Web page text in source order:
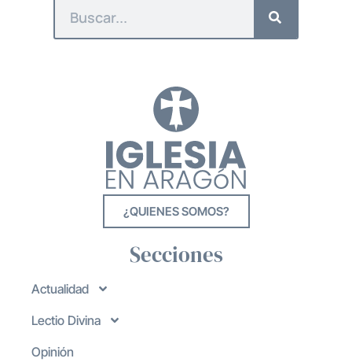
¿QUIENES SOMOS?
Secciones
Actualidad
Lectio Divina
Opinión